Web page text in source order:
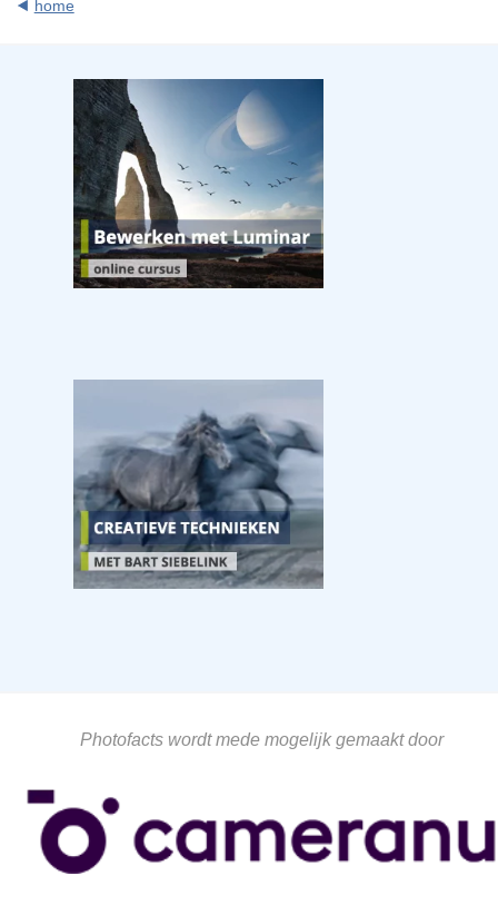
home
Photofacts wordt mede mogelijk gemaakt door